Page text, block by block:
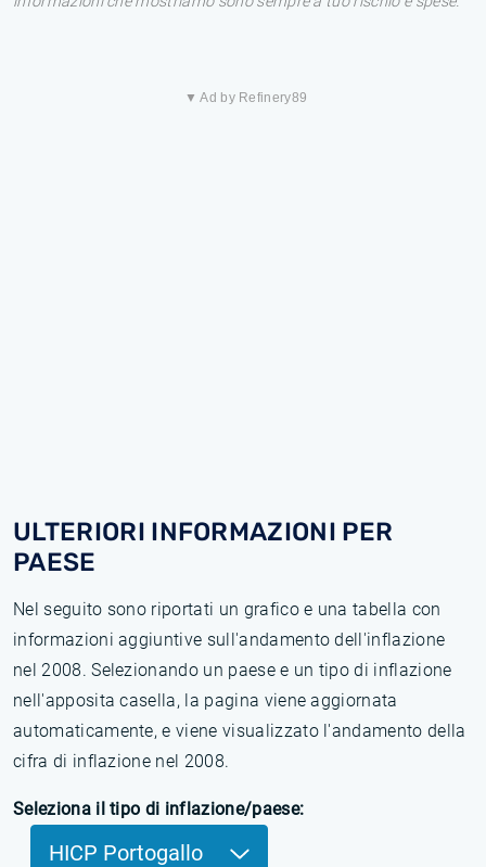
▼ Ad by Refinery89
ULTERIORI INFORMAZIONI PER
PAESE
Nel seguito sono riportati un grafico e una tabella con
informazioni aggiuntive sull'andamento dell'inflazione
nel 2008. Selezionando un paese e un tipo di inflazione
nell'apposita casella, la pagina viene aggiornata
automaticamente, e viene visualizzato l'andamento della
cifra di inflazione nel 2008.
Seleziona il tipo di inflazione/paese:
HICP Portogallo